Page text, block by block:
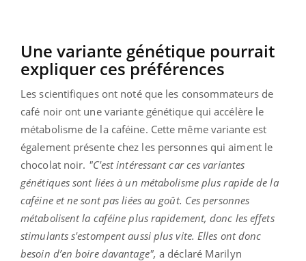
Une variante génétique pourrait
expliquer ces préférences
Les scientifiques ont noté que les consommateurs de
café noir ont une variante génétique qui accélère le
métabolisme de la caféine. Cette même variante est
également présente chez les personnes qui aiment le
chocolat noir. "C'est intéressant car ces variantes
génétiques sont liées à un métabolisme plus rapide de la
caféine et ne sont pas liées au goût. Ces personnes
métabolisent la caféine plus rapidement, donc les effets
stimulants s'estompent aussi plus vite. Elles ont donc
besoin d’en boire davantage", a déclaré Marilyn